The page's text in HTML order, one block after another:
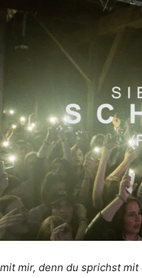
mir, denn du sprichst